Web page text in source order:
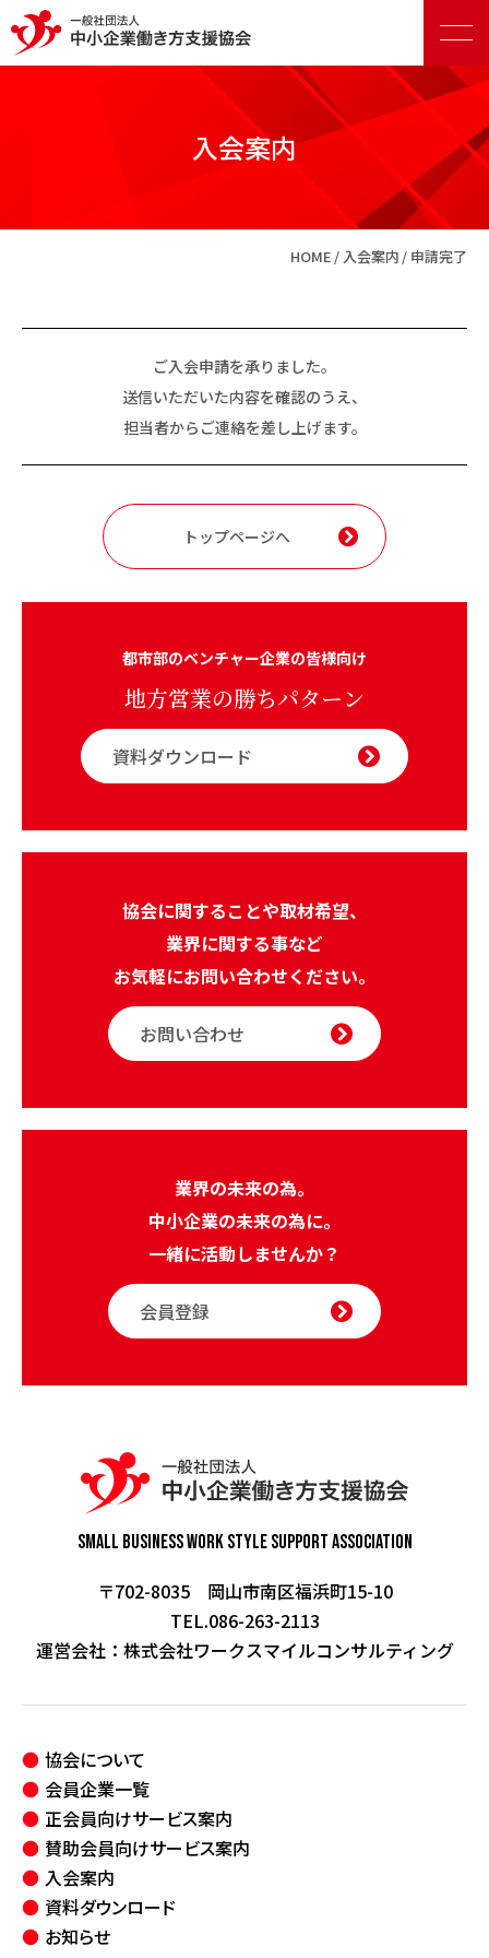
入会案内
HOME 入会案内 申請完了
ご入会申請を承りました。
送信いただいた内容を確認のうえ、
担当者からご連絡を差し上げます。
トップページへ
都市部のベンチャー企業の皆様向け
地方営業の勝ちパターン
資料ダウンロード
協会に関することや取材希望、
業界に関する事など
お気軽にお問い合わせください。
お問い合わせ
業界の未来の為。
中小企業の未来の為に。
一緒に活動しませんか？
会員登録
Small Business Work StyleSupport Association
〒702-8035 岡山市南区福浜町15-10
TEL.086-263-2113
運営会社： 株式会社ワークスマイルコンサルティング
協会について
会員企業一覧
正会員向けサービス案内
賛助会員向けサービス案内
入会案内
資料ダウンロード
お知らせ